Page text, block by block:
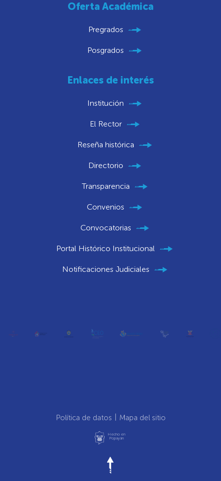
Oferta Académica
Pregrados
Posgrados
Enlaces de interés
Institución
El Rector
Reseña histórica
Directorio
Transparencia
Convenios
Convocatorias
Portal Histórico Institucional
Notificaciones Judiciales
Política de datos Mapa del sitio
Hecho en
Popayán